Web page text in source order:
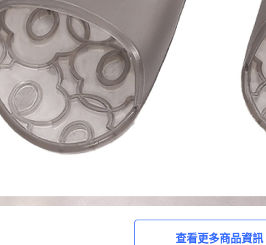
查看更多商品資訊